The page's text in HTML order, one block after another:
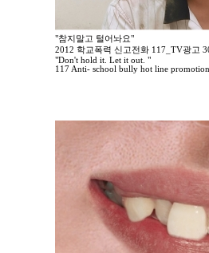
"참지말고 털어놔요"
2012 학교폭력 신고전화 117_TV광고
"Don't hold it. Let it out. "
117 Anti- school bully hot line promotion